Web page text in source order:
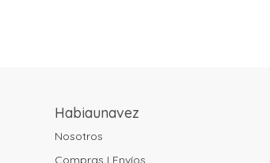
Habiaunavez
Nosotros
Compras I Envíos